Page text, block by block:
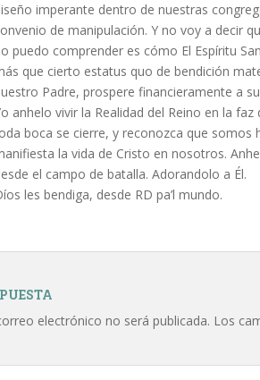
imperante dentro de nuestras
de manipulación. Y no voy a decir
puedo comprender es cómo El Espíritu
que cierto estatus quo de bendición
Padre, prospere financieramente a
anhelo vivir la Realidad del Reino en la
boca se cierre, y reconozca que somos
la vida de Cristo en nosotros.
el campo de batalla. Adorandolo a Él.
les bendiga, desde RD pa’l mundo.
electrónico no será publicada. Los